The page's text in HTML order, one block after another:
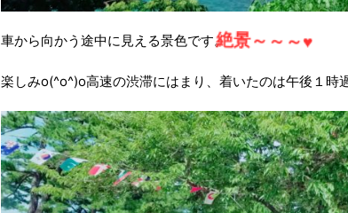
車から向かう途中に見える景色です。絶景～～～♥
楽しみo(^o^)o高速の渋滞にはまり、着いたのは午後１時過